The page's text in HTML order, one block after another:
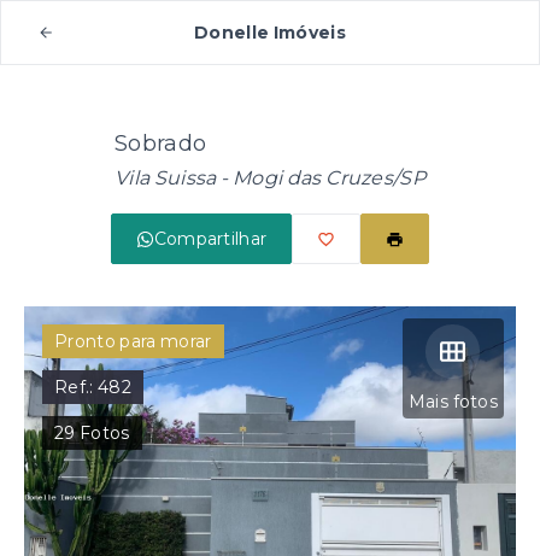
Donelle Imóveis
Sobrado
Vila Suissa - Mogi das Cruzes/SP
Compartilhar
Mais fotos
Pronto para morar
Ref.:482
29Fotos